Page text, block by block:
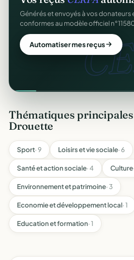
Générés et envoyés à vos donateurs
conformes au modèle officiel
Automatiser mes reçus
Thématiques
Drouette
Sport· 9 Loisirs et vie sociale· 6
Santé et action sociale· 4 Culture
Environnement et patrimoine· 3
Economie et développement local· 1
Education et formation· 1